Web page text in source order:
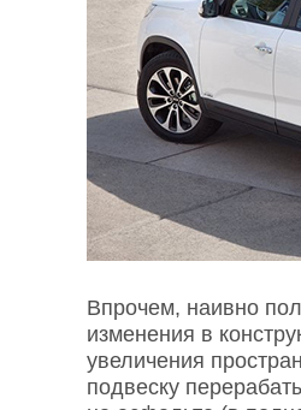
Впрочем, наивно
изменения в
увеличения
подвеску